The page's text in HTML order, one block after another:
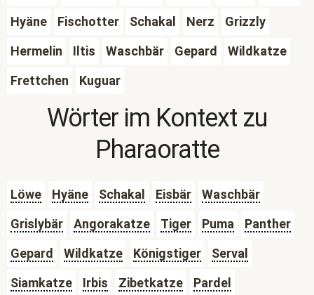
Hyäne
Fischotter Schakal Nerz
Grizzly
Hermelin
Iltis Waschbär Gepard
Wildkatze
Frettchen
Kuguar
Wörter im Kontext zu
Pharaoratte
Löwe Hyäne Schakal Eisbär
Waschbär
Grislybär
Angorakatze Tiger Puma
Panther
Gepard
Wildkatze Königstiger
Serval
Siamkatze
Irbis Zibetkatze Pardel